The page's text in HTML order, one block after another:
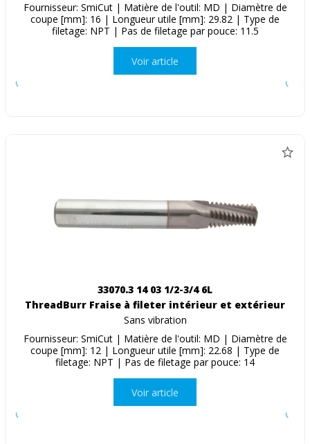
Fournisseur: SmiCut | Matière de l'outil: MD | Diamètre de
coupe [mm]: 16 | Longueur utile [mm]: 29.82 | Type de
filetage: NPT | Pas de filetage par pouce: 11.5
Voir article
33070.3 14 03 1/2-3/4 6L
ThreadBurr Fraise à fileter intérieur et extérieur
Sans vibration
Fournisseur: SmiCut | Matière de l'outil: MD | Diamètre de
coupe [mm]: 12 | Longueur utile [mm]: 22.68 | Type de
filetage: NPT | Pas de filetage par pouce: 14
Voir article